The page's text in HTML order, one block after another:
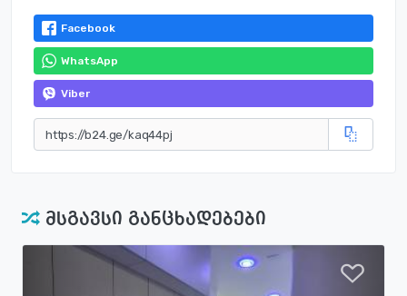
Facebook
WhatsApp
Viber
მსგავსი განცხადებები